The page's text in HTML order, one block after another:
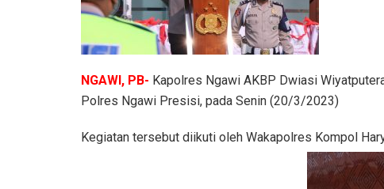
NGAWI, PB- Kapolres Ngawi AKBP Dwiasi
Polres Ngawi Presisi, pada Senin (20/3/2023)
Kegiatan tersebut diikuti oleh Wakapolres Kompol